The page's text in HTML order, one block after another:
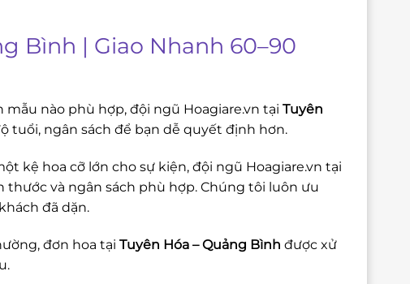
Bình | Giao Nhanh 60–90
nào phù hợp, đội ngũ Hoagiare.vn tại Tuyên
tuổi, ngân sách để bạn dễ quyết định hơn.
kệ hoa cỡ lớn cho sự kiện, đội ngũ Hoagiare.vn tại
thước và ngân sách phù hợp. Chúng tôi luôn ưu
đã dặn.
đơn hoa tại Tuyên Hóa – Quảng Bình được xử